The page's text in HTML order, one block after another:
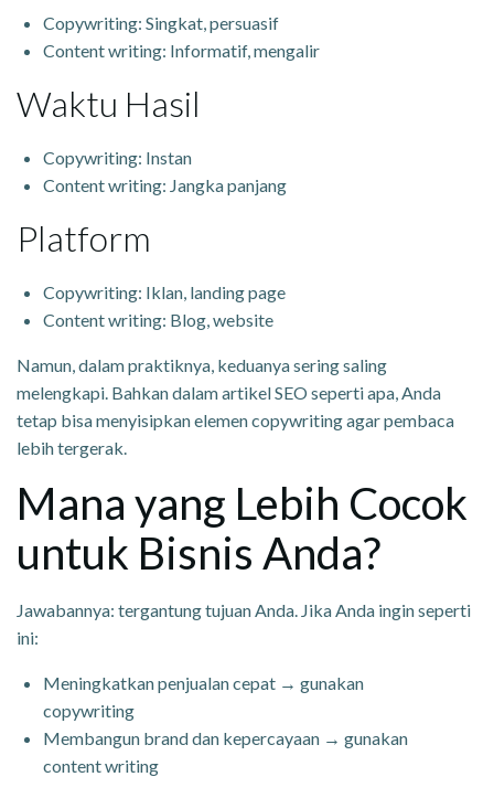
Copywriting: Singkat, persuasif
Content writing: Informatif, mengalir
Waktu Hasil
Copywriting: Instan
Content writing: Jangka panjang
Platform
Copywriting: Iklan, landing page
Content writing: Blog, website
Namun, dalam praktiknya, keduanya sering saling
melengkapi. Bahkan dalam artikel SEO seperti apa, Anda
tetap bisa menyisipkan elemen copywriting agar pembaca
lebih tergerak.
Mana yang Lebih Cocok
untuk Bisnis Anda?
Jawabannya: tergantung tujuan Anda. Jika Anda ingin seperti
ini:
Meningkatkan penjualan cepat → gunakan
copywriting
Membangun brand dan kepercayaan → gunakan
content writing